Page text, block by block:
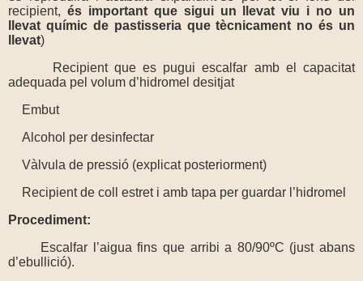
recipient, és important que sigui un llevat viu i no un
llevat químic de pastisseria que tècnicament no és un
llevat)
Recipient que es pugui escalfar amb el capacitat
adequada pel volum d’hidromel desitjat
Embut
Alcohol per desinfectar
Vàlvula de pressió (explicat posteriorment)
Recipient de coll estret i amb tapa per guardar l’hidromel
Procediment:
Escalfar l’aigua fins que arribi a 80/90ºC (just abans
d’ebullició).